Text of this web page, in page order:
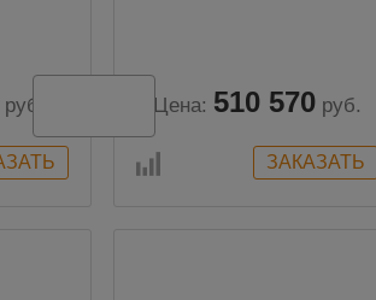
руб. Цена: 510 570 руб.